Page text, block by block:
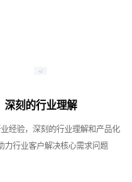
深刻的行业理解
经验，深刻的行业理解和产品化
力行业客户解决核心需求问题